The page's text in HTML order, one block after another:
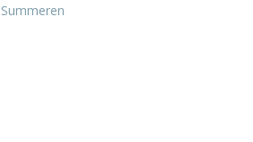
Summeren